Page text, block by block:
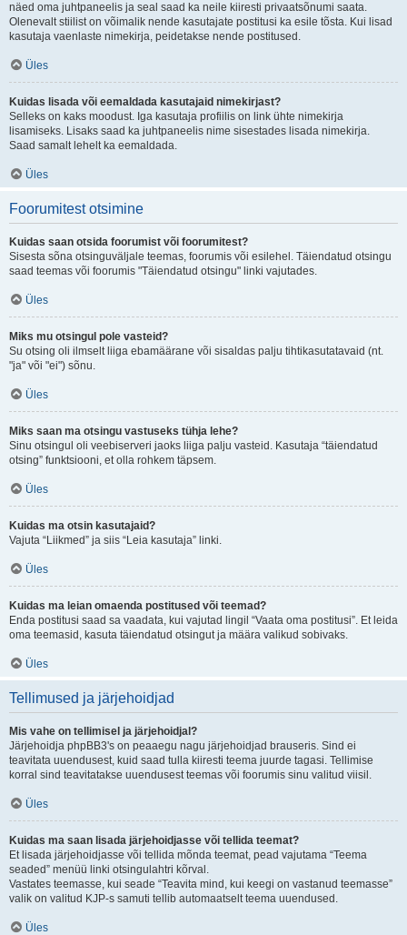
näed oma juhtpaneelis ja seal saad ka neile kiiresti privaatsõnumi saata.
Olenevalt stiilist on võimalik nende kasutajate postitusi ka esile tõsta. Kui lisad
kasutaja vaenlaste nimekirja, peidetakse nende postitused.
Üles
Kuidas lisada või eemaldada kasutajaid nimekirjast?
Selleks on kaks moodust. Iga kasutaja profiilis on link ühte nimekirja
lisamiseks. Lisaks saad ka juhtpaneelis nime sisestades lisada nimekirja.
Saad samalt lehelt ka eemaldada.
Üles
Foorumitest otsimine
Kuidas saan otsida foorumist või foorumitest?
Sisesta sõna otsinguväljale teemas, foorumis või esilehel. Täiendatud otsingu
saad teemas või foorumis "Täiendatud otsingu" linki vajutades.
Üles
Miks mu otsingul pole vasteid?
Su otsing oli ilmselt liiga ebamäärane või sisaldas palju tihtikasutatavaid (nt.
"ja" või "ei") sõnu.
Üles
Miks saan ma otsingu vastuseks tühja lehe?
Sinu otsingul oli veebiserveri jaoks liiga palju vasteid. Kasutaja “täiendatud
otsing” funktsiooni, et olla rohkem täpsem.
Üles
Kuidas ma otsin kasutajaid?
Vajuta “Liikmed” ja siis “Leia kasutaja” linki.
Üles
Kuidas ma leian omaenda postitused või teemad?
Enda postitusi saad sa vaadata, kui vajutad lingil “Vaata oma postitusi”. Et leida
oma teemasid, kasuta täiendatud otsingut ja määra valikud sobivaks.
Üles
Tellimused ja järjehoidjad
Mis vahe on tellimisel ja järjehoidjal?
Järjehoidja phpBB3's on peaaegu nagu järjehoidjad brauseris. Sind ei
teavitata uuendusest, kuid saad tulla kiiresti teema juurde tagasi. Tellimise
korral sind teavitatakse uuendusest teemas või foorumis sinu valitud viisil.
Üles
Kuidas ma saan lisada järjehoidjasse või tellida teemat?
Et lisada järjehoidjasse või tellida mõnda teemat, pead vajutama “Teema
seaded” menüü linki otsingulahtri kõrval.
Vastates teemasse, kui seade “Teavita mind, kui keegi on vastanud teemasse”
valik on valitud KJP-s samuti tellib automaatselt teema uuendused.
Üles